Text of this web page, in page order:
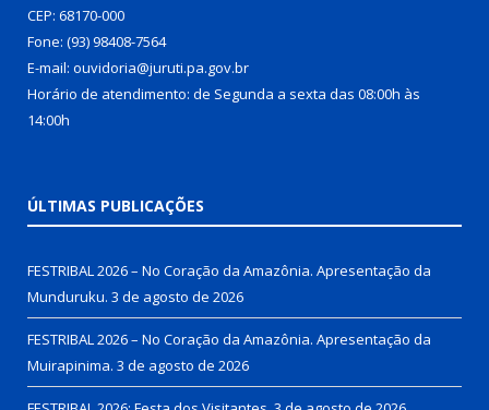
CEP: 68170-000
Fone: (93) 98408-7564
E-mail: ouvidoria@juruti.pa.gov.br
Horário de atendimento: de Segunda a sexta das 08:00h às
14:00h
ÚLTIMAS PUBLICAÇÕES
FESTRIBAL 2026 – No Coração da Amazônia. Apresentação da
Munduruku. 3 de agosto de 2026
FESTRIBAL 2026 – No Coração da Amazônia. Apresentação da
Muirapinima. 3 de agosto de 2026